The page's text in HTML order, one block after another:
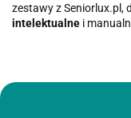
zestawy z Seniorlux.pl,
intelektualne i